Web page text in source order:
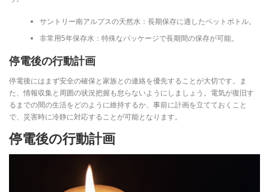
サントリー南アルプスの天然水：長期保存に適したペットボトル。
非常用5年保存水：特殊なパッケージで長期間の保存が可能。
停電後の行動計画
停電後にはまず安全の確保と家族との連絡を優先することが大切です。ま
た、情報収集と周囲の状況把握も怠らないようにしましょう。電気が復旧す
るまでの間の生活をどのように維持するか、事前に計画を立てておくこと
で、災害時に冷静に対応することが可能となります。
停電後の行動計画